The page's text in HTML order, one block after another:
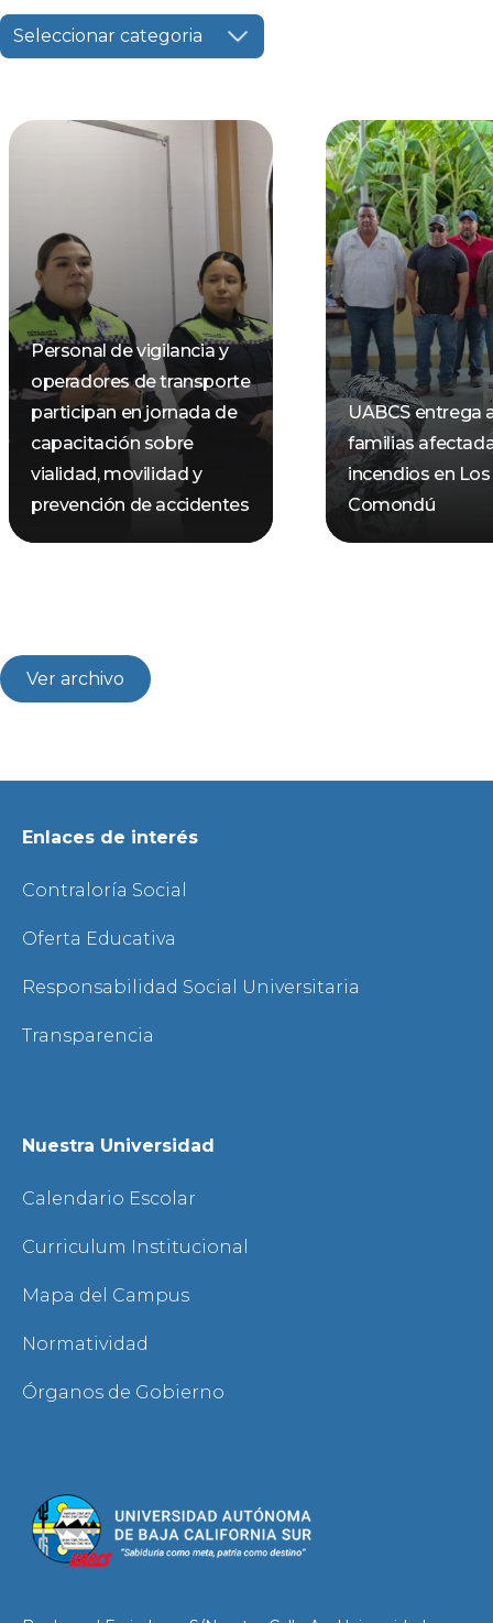
Seleccionar categoria
Personal de vigilancia y
operadores de transporte
participan en jornada de
capacitación sobre
vialidad, movilidad y
prevención de accidentes
UABCS entrega
familias
incendios en Los
Comondú
Ver archivo
Enlaces de interés
Contraloría Social
Oferta Educativa
Responsabilidad Social Universitaria
Transparencia
Nuestra Universidad
Calendario Escolar
Curriculum Institucional
Mapa del Campus
Normatividad
Órganos de Gobierno